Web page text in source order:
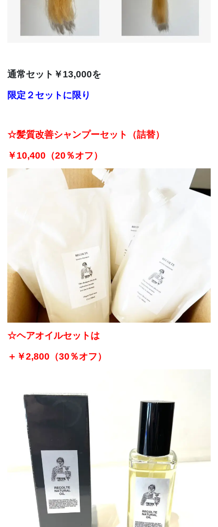
通常セット￥13,000を
限定２セットに限り
☆髪質改善シャンプーセット（詰替）
￥10,400（20％オフ）
☆ヘアオイルセットは
＋￥2,800 （30％オフ）